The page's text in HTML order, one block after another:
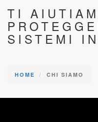
TI
SISTEMI
HOME CHI SIAMO